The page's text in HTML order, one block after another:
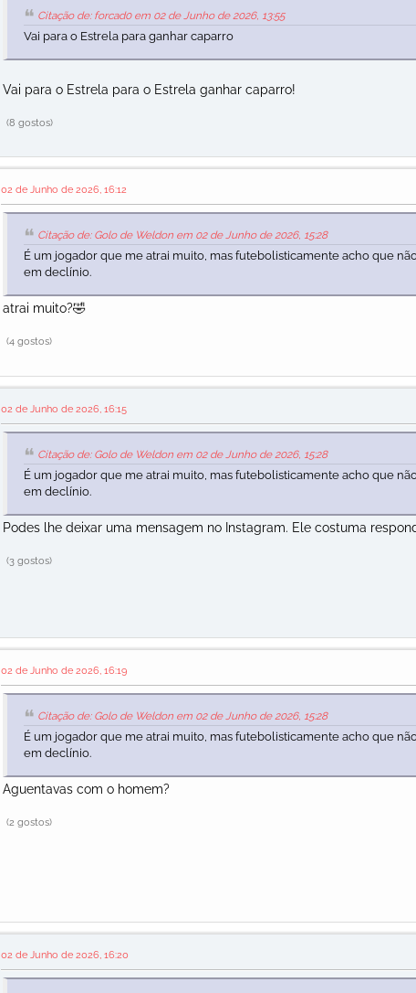
Citação de: forcad0 em 02 de Junho de 2026, 13:55
Vai para o Estrela para ganhar caparro
Vai para o Estrela para o Estrela ganhar caparro!
(8 gostos)
02 de Junho de 2026, 16:12
Citação de: Golo de Weldon em 02 de Junho de 2026, 15:28
É um jogador que me atrai muito, mas futebolisticamente acho que
em declínio.
atrai muito?🤣
(4 gostos)
02 de Junho de 2026, 16:15
Citação de: Golo de Weldon em 02 de Junho de 2026, 15:28
É um jogador que me atrai muito, mas futebolisticamente acho que
em declínio.
Podes lhe deixar uma mensagem no Instagram. Ele costuma
(3 gostos)
02 de Junho de 2026, 16:19
Citação de: Golo de Weldon em 02 de Junho de 2026, 15:28
É um jogador que me atrai muito, mas futebolisticamente acho que
em declínio.
Aguentavas com o homem?
(2 gostos)
02 de Junho de 2026, 16:20